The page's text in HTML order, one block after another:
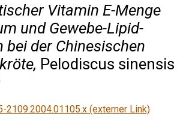
Vitamin E-Menge
und Gewebe-Lipid-
bei der Chinesischen
Pelodiscus sinensis
2109.2004.01105.x (externer Link)